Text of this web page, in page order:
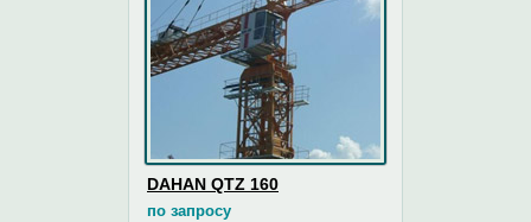
DAHAN QTZ 160
по запросу